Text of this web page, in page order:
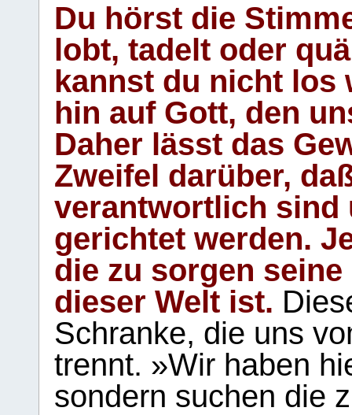
Du hörst die
lobt, tadelt oder
kannst du nicht los
hin auf Gott, den
Daher lässt das
Zweifel darüber,
verantwortlich sind
gerichtet werden.
die zu sorgen
dieser Welt ist.
Schranke, die uns
trennt. »Wir haben
sondern suchen die